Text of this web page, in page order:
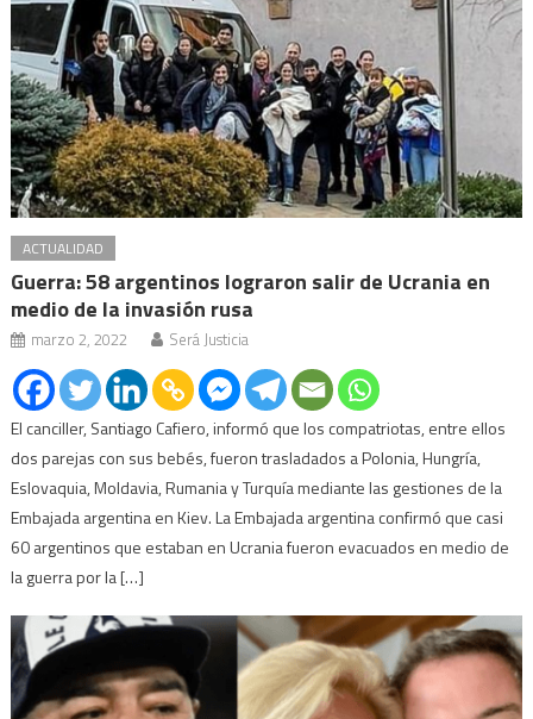
ACTUALIDAD
Guerra: 58 argentinos lograron salir de Ucrania en
medio de la invasión rusa
marzo 2, 2022 Será Justicia
El canciller, Santiago Cafiero, informó que los compatriotas, entre ellos
dos parejas con sus bebés, fueron trasladados a Polonia, Hungría,
Eslovaquia, Moldavia, Rumania y Turquía mediante las gestiones de la
Embajada argentina en Kiev. La Embajada argentina confirmó que casi
60 argentinos que estaban en Ucrania fueron evacuados en medio de
la guerra por la […]